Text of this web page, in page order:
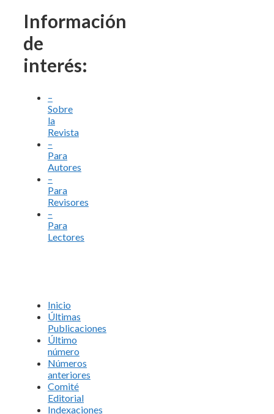
Información
de
interés:
–
Sobre
la
Revista
–
Para
Autores
–
Para
Revisores
–
Para
Lectores
Inicio
Últimas
Publicaciones
Último
número
Números
anteriores
Comité
Editorial
Indexaciones